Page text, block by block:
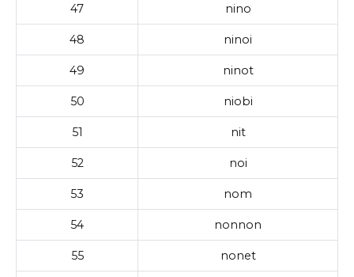
47 nino
48 ninoi
49 ninot
50 niobi
51 nit
52 noi
53 nom
54 nonnon
55 nonet